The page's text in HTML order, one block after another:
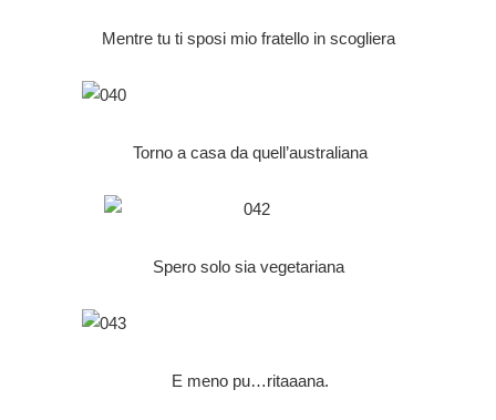
Mentre tu ti sposi mio fratello in scogliera
Torno a casa da quell’australiana
Spero solo sia vegetariana
E meno pu…ritaaana.